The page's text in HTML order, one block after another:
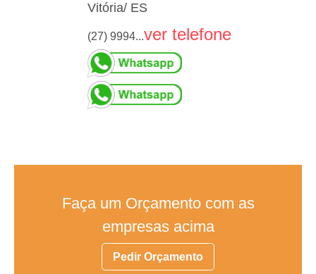
Vitória/ ES
(27) 9994...ver telefone
Faça um Orçamento com as
empresas acima
Pedir Orçamento